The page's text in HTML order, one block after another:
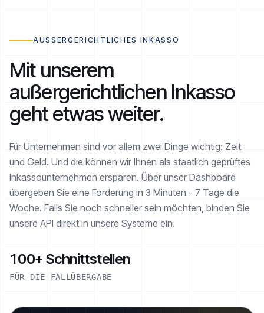
AUSSERGERICHTLICHES INKASSO
Mit unserem
außergerichtlichen Inkasso
geht etwas weiter.
Für Unternehmen sind vor allem zwei Dinge wichtig: Zeit
und Geld. Und die können wir Ihnen als staatlich geprüftes
Inkasso­unternehmen ersparen. Über unser Dashboard
übergeben Sie eine Forderung in 3 Minuten - 7 Tage die
Woche. Falls Sie noch schneller sein möchten, binden Sie
unsere API direkt in unsere Systeme ein.
100+ Schnittstellen
FÜR DIE FALLÜBERGABE